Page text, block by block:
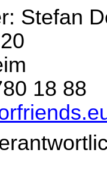
Stefan
18 88